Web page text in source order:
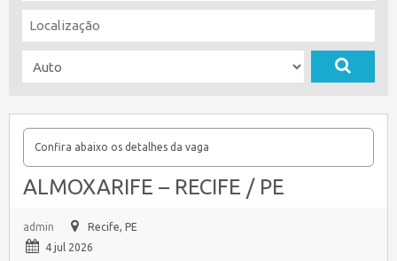
Confira abaixo os detalhes da vaga
ALMOXARIFE – RECIFE / PE
admin
Recife, PE
4 jul 2026